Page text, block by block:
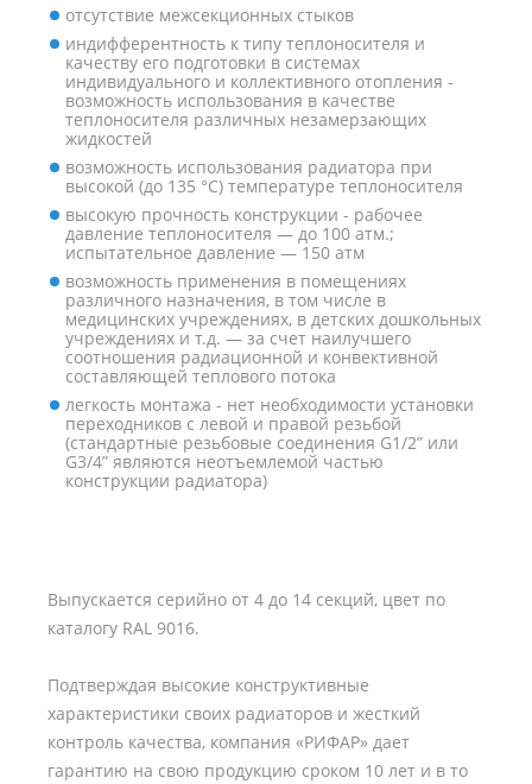
отсутствие межсекционных стыков
индифферентность к типу теплоносителя и
качеству его подготовки в системах
индивидуального и коллективного отопления -
возможность использования в качестве
теплоносителя различных незамерзающих
жидкостей
возможность использования радиатора при
высокой (до 135 °С) температуре теплоносителя
высокую прочность конструкции - рабочее
давление теплоносителя — до 100 атм.;
испытательное давление — 150 атм
возможность применения в помещениях
различного назначения, в том числе в
медицинских учреждениях, в детских дошкольных
учреждениях и т.д. — за счет наилучшего
соотношения радиационной и конвективной
составляющей теплового потока
легкость монтажа - нет необходимости установки
переходников с левой и правой резьбой
(стандартные резьбовые соединения G1/2” или
G3/4” являются неотъемлемой частью
конструкции радиатора)
Выпускается серийно от 4 до 14 секций, цвет по
каталогу RAL 9016.
Подтверждая высокие конструктивные
характеристики своих радиаторов и жесткий
контроль качества, компания «РИФАР» дает
гарантию на свою продукцию сроком 10 лет и в то